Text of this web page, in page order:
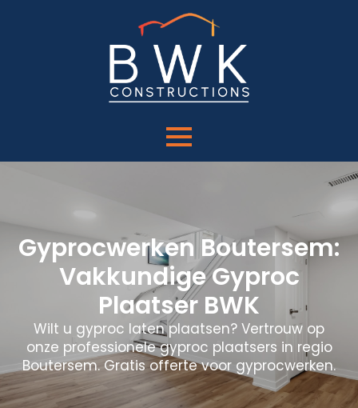
Gyprocwerken Boutersem:
Vakkundige Gyproc
Plaatser BWK
Wilt u gyproc laten plaatsen? Vertrouw op
onze professionele gyproc plaatsers in regio
Boutersem. Gratis offerte voor gyprocwerken.